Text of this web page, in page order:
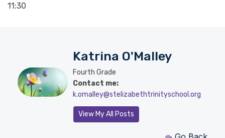
11:30
Katrina O'Malley
Fourth Grade
Contact me:
k.omalley@stelizabethtrinityschool.org
View My All Posts